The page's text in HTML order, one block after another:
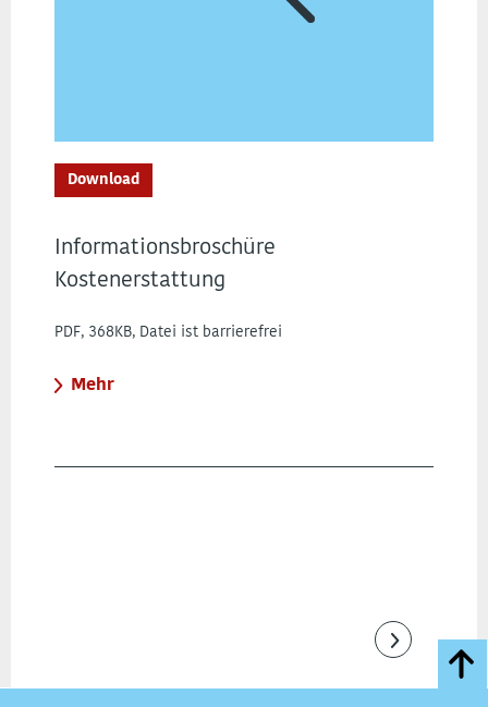
Download
Informationsbroschüre
Kostenerstattung
PDF, 368KB, Datei ist barrierefrei
Mehr